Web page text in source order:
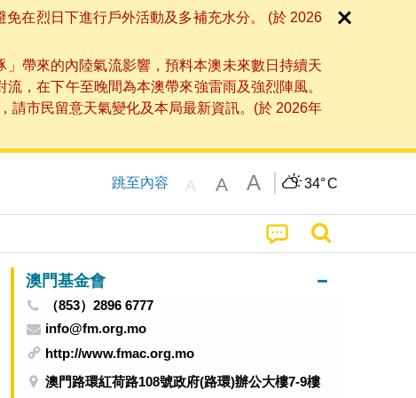
在烈日下進行戶外活動及多補充水分。 (於 2026
帶來的內陸氣流影響，預料本澳未來數日持續天
，在下午至晚間為本澳帶來強雷雨及強烈陣風。
請市民留意天氣變化及本局最新資訊。(於 2026年
跳至內容 A A A 34°C
澳門基金會
（853）2896 6777
info@fm.org.mo
http://www.fmac.org.mo
澳門路環紅荷路108號政府(路環)辦公大樓7-9樓